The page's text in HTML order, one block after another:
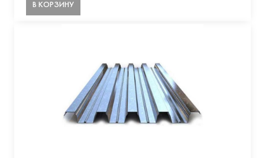
В КОРЗИНУ